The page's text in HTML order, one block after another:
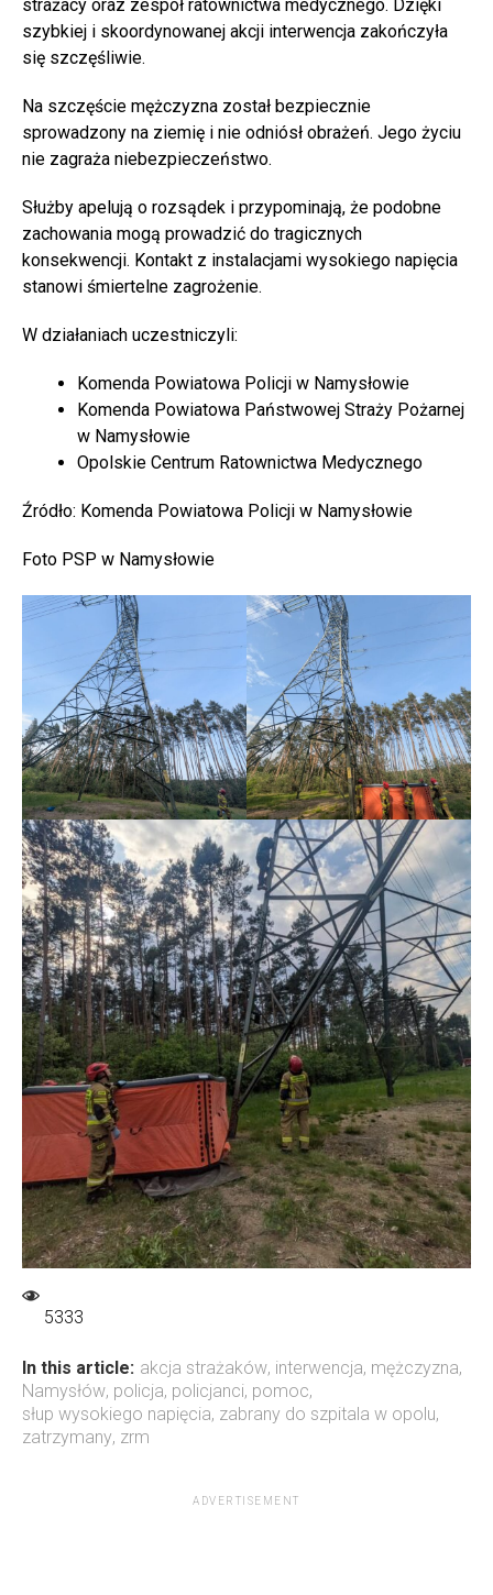
strażacy oraz zespół ratownictwa medycznego. Dzięki
szybkiej i skoordynowanej akcji interwencja zakończyła
się szczęśliwie.
Na szczęście mężczyzna został bezpiecznie
sprowadzony na ziemię i nie odniósł obrażeń. Jego życiu
nie zagraża niebezpieczeństwo.
Służby apelują o rozsądek i przypominają, że podobne
zachowania mogą prowadzić do tragicznych
konsekwencji. Kontakt z instalacjami wysokiego napięcia
stanowi śmiertelne zagrożenie.
W działaniach uczestniczyli:
Komenda Powiatowa Policji w Namysłowie
Komenda Powiatowa Państwowej Straży Pożarnej
w Namysłowie
Opolskie Centrum Ratownictwa Medycznego
Źródło: Komenda Powiatowa Policji w Namysłowie
Foto PSP w Namysłowie
5333
In this article: akcja strażaków, interwencja, mężczyzna,
Namysłów, policja, policjanci, pomoc,
słup wysokiego napięcia, zabrany do szpitala w opolu,
zatrzymany, zrm
ADVERTISEMENT